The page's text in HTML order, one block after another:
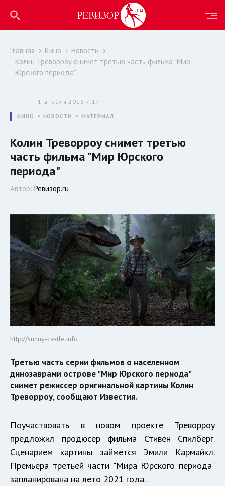
Главная Кино
Новости
Колин Треворроу снимет третью часть фильма "Мир
Юрского периода"
1 апреля 2018 7:17
КИНО НОВОСТИ МАТЕРИАЛ
Колин Треворроу снимет третью
часть фильма "Мир Юрского
периода"
Автор: Ревизор.ru
http://sunny-castle.info
Третью часть серии фильмов о населенном
динозаврами острове "Мир Юрского периода"
снимет режиссер оригинальной картины Колин
Треворроу, сообщают Известия.
Поучаствовать в новом проекте Треворроу
предложил продюсер фильма Стивен Спилберг.
Сценарием картины займется Эмили Кармайкл.
Премьера третьей части "Мира Юрского периода"
запланирована на лето 2021 года.